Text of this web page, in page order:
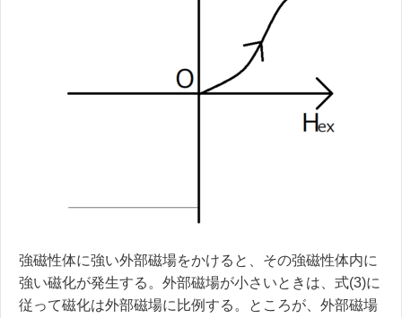
強磁性体に強い外部磁場をかけると、その強磁性体内に
強い磁化が発生する。外部磁場が小さいときは、式(3)に
従って磁化は外部磁場に比例する。ところが、外部磁場